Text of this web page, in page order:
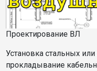
Проектирование ВЛ
Установка стальных
прокладывание